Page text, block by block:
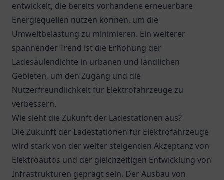
entwickelt, die bereits vorhandene erneuerbare
Energiequellen nutzen können, um die
Umweltbelastung zu minimieren. Ein weiterer
spannender Trend ist die Erhöhung der
Ladesäulendichte in urbanen und ländlichen
Gebieten, um den Zugang und die
Nutzerfreundlichkeit für Elektrofahrzeuge zu
verbessern.
Wie sieht die Zukunft der Ladestationen aus?
Die Zukunft der Ladestationen für Elektrofahrzeuge
wird stark von der weiter steigenden Akzeptanz von
Elektroautos und der gleichzeitigen Entwicklung von
Infrastrukturen geprägt sein. Der Ausbau von